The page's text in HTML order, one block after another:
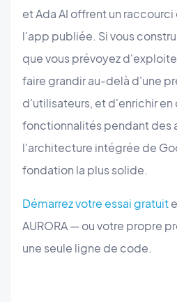
et Ada AI offrent un
l'app publiée. Si vous
que vous prévoyez
faire grandir au-delà d'une
d'utilisateurs, et d'enrichir en
fonctionnalités pendant des
l'architecture intégrée de
fondation la plus solide.
Démarrez votre essai gratuit
AURORA — ou votre propre
une seule ligne de code.